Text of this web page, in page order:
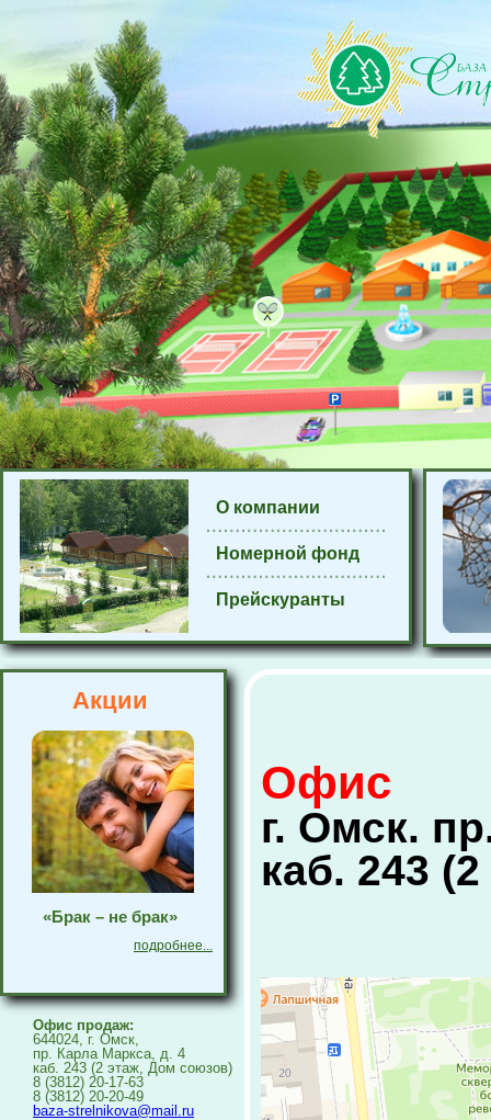
О компании
Номерной фонд
Прейскуранты
Акции
«Брак – не брак»
подробнее...
Офис продаж:
644024, г. Омск,
пр. Карла Маркса, д. 4
каб. 243 (2 этаж, Дом союзов)
8 (3812) 20-17-63
8 (3812) 20-20-49
baza-strelnikova@mail.ru
Офис
г. Омск.
каб. 243